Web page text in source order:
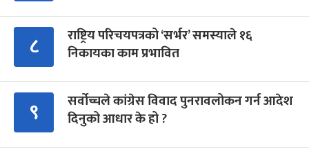
८
राष्ट्रिय परिचयपत्रको ‘सर्भर’ समस्याले १६
निकायका काम प्रभावित
९
सर्वोच्चले कांग्रेस विवाद पुनरावलोकन गर्न आदेश
दिनुको आधार के हो ?